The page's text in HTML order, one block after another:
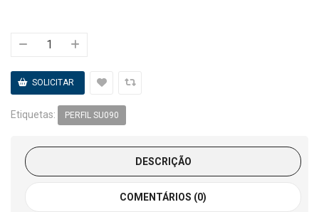
Etiquetas: PERFIL SU090
DESCRIÇÃO
COMENTÁRIOS (0)